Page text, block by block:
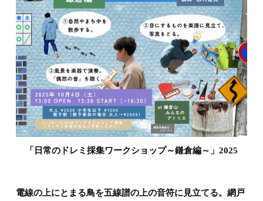
「日常のドレミ採集ワークショップ～鎌倉編～」2025
電線の上にとまる鳥を五線譜の上の音符に見立てる。網戸